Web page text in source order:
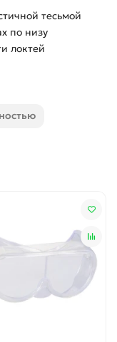
тесьмой
по низу
локтей